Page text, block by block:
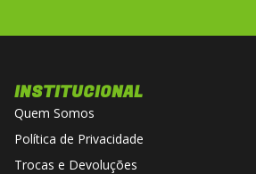
INSTITUCIONAL
Quem Somos
Política de Privacidade
Trocas e Devoluções